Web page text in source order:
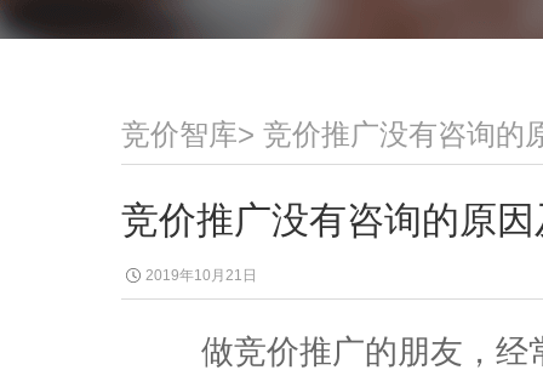
竞价智库> 竞价推广没有咨询的
竞价推广没有咨询的原
2019年10月21日
做竞价推广的朋友，经